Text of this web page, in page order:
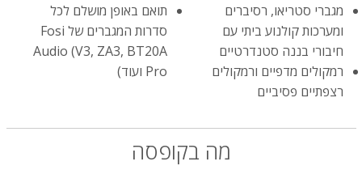
מגברי סטריאו, רסיברים
ומערכות קולנוע ביתי עם
חיבורי בננה סטנדרטיים
רמקולים מדפיים ורמקולים
רצפתיים פסיביים
תואם באופן מושלם לכל
סדרות המגברים של Fosi
Audio (V3, ZA3, BT20A
Pro ועוד)
מה בקופסה